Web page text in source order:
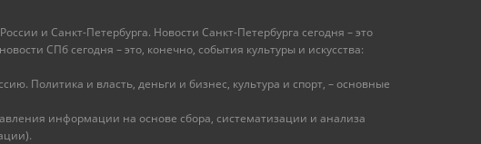
и Санкт-Петербурга. Новости Санкт-Петербурга сегодня – это
СПб сегодня – это, конечно, события культуры и искусства:
Политика и власть, деньги и бизнес, культура и спорт, – основные
информации на основе сбора, систематизации и анализа